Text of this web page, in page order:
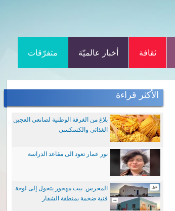
ثقافة أخبار عالميّة متفرّقات
الأكثر قراءة
بلاغ من الغرفة الوطنية لصانعي العجين
الغذائي والكسكسي
نور عمار تعود الى مقاعد الدراسة
المحرس: بيت مهجور يتحول إلى لوحة
فنية ضخمة بمنطقة الشفار